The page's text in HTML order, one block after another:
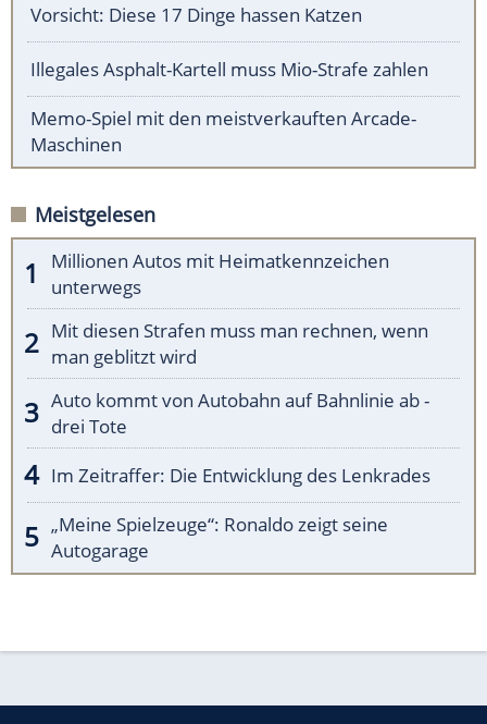
Vorsicht: Diese 17 Dinge hassen Katzen
Illegales Asphalt-Kartell muss Mio-Strafe zahlen
Memo-Spiel mit den meistverkauften Arcade-
Maschinen
Meistgelesen
Millionen Autos mit Heimatkennzeichen
unterwegs
Mit diesen Strafen muss man rechnen, wenn
man geblitzt wird
Auto kommt von Autobahn auf Bahnlinie ab -
drei Tote
Im Zeitraffer: Die Entwicklung des Lenkrades
„Meine Spielzeuge“: Ronaldo zeigt seine
Autogarage